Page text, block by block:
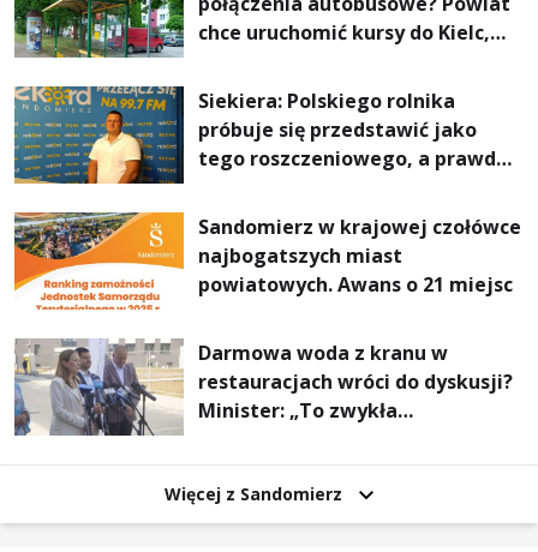
chce uruchomić kursy do Kielc,
Siekiera: Polskiego rolnika
próbuje się przedstawić jako
tego roszczeniowego, a prawda
Sandomierz w krajowej czołówce
najbogatszych miast
powiatowych. Awans o 21 miejsc
Darmowa woda z kranu w
restauracjach wróci do dyskusji?
Minister: „To zwykła
Więcej z Sandomierz